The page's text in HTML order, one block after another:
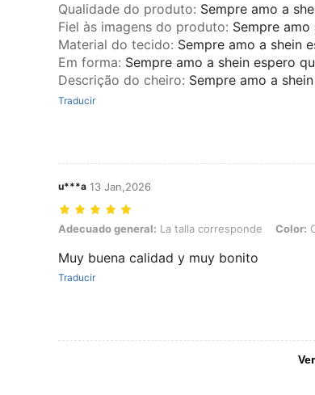
Qualidade do produto: Sempre amo a
Fiel às imagens do produto: Sempre
Material do tecido: Sempre amo a shein
Em forma: Sempre amo a shein espero
Descrição do cheiro: Sempre amo a
Traducir
u***a 13 Jan,2026
Adecuado general: La talla corresponde, Color: Camel,
Adecuado general: La talla corresponde Color:
Muy buena calidad y muy bonito
Traducir